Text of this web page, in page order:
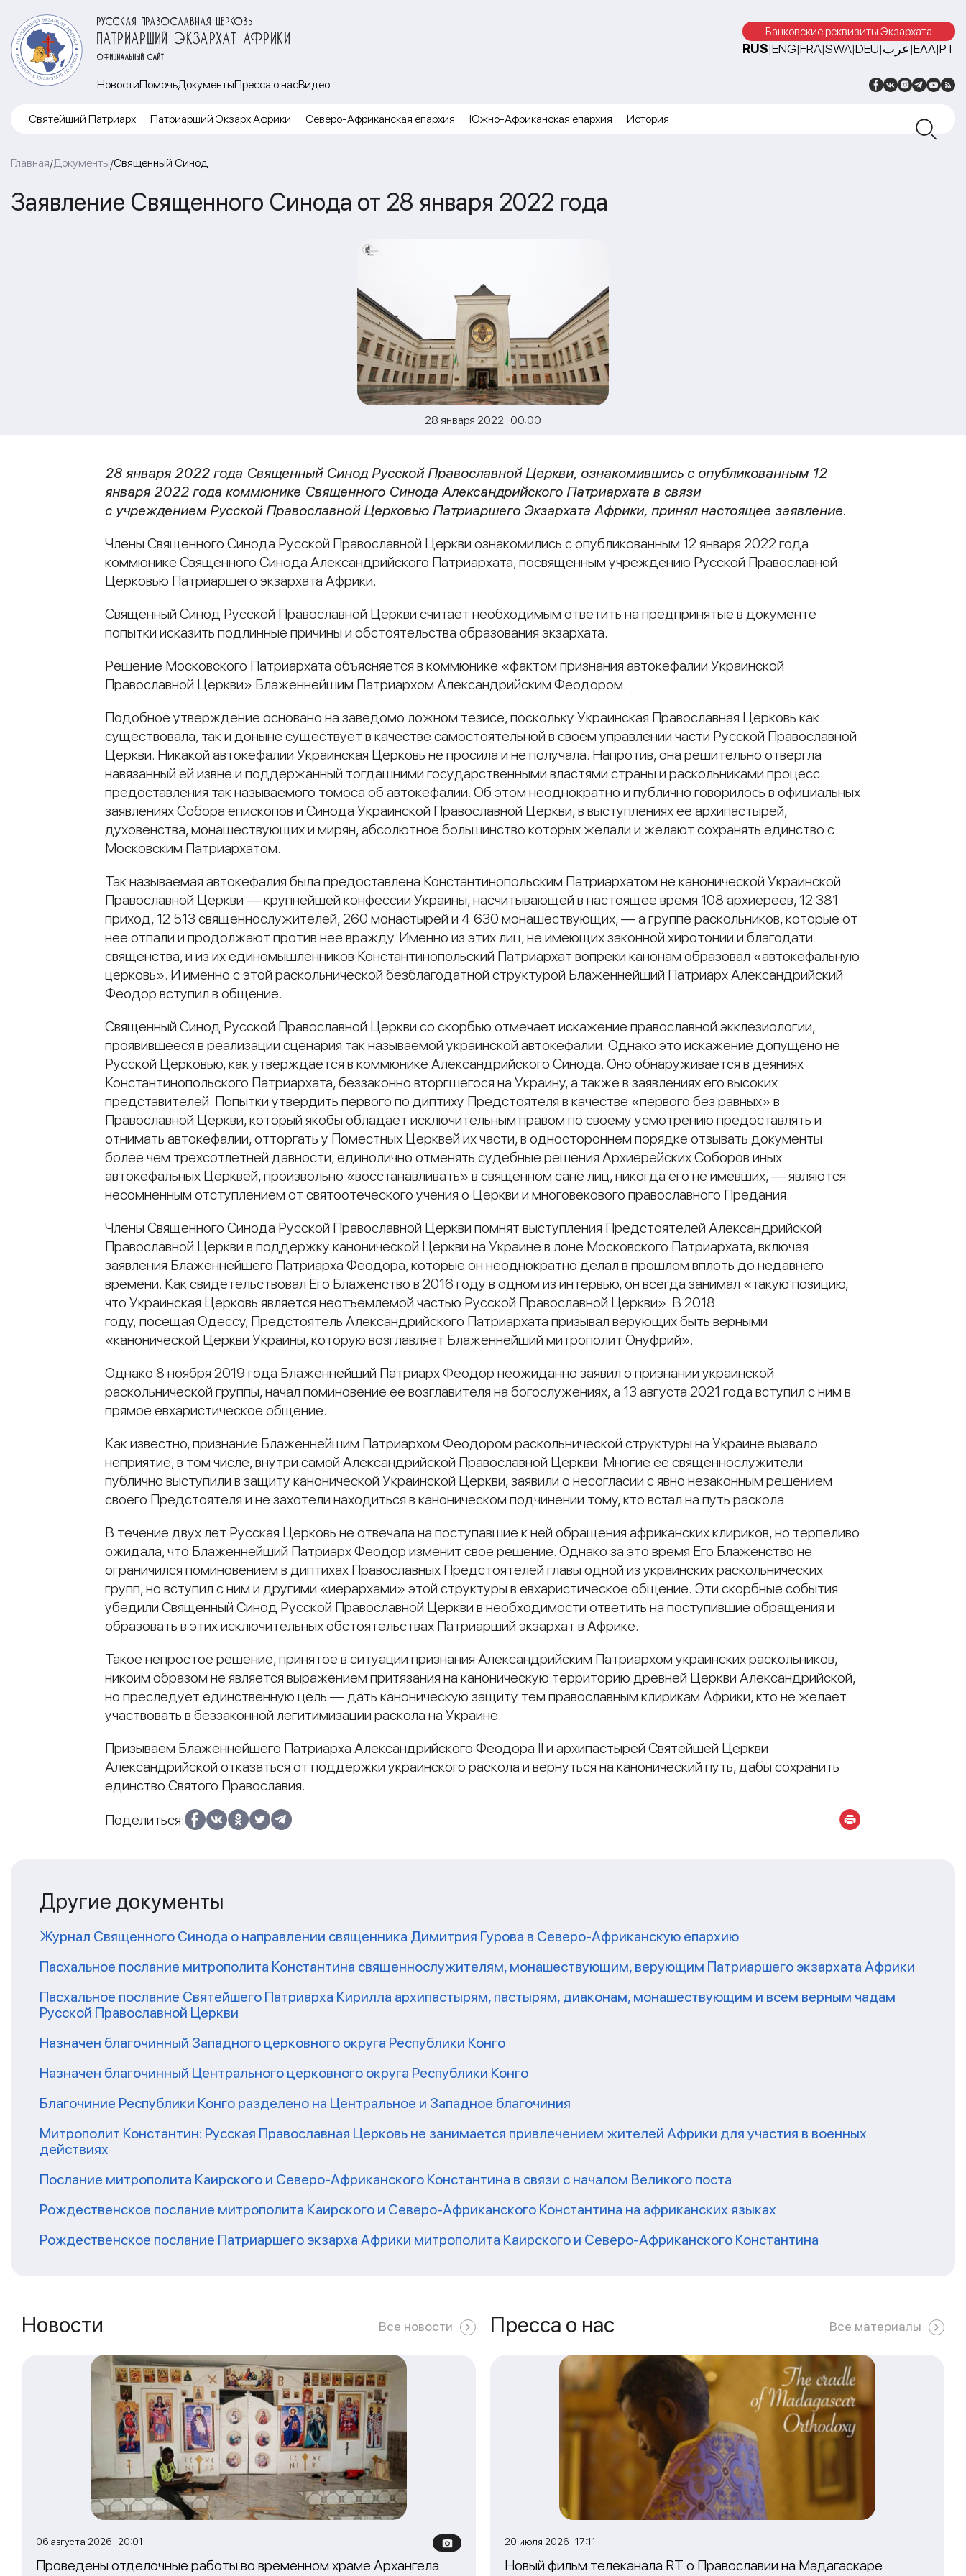
РУССКАЯ ПРАВОСЛАВНАЯ ЦЕРКОВЬ
ПАТРИАРШИЙ ЭКЗАРХАТ АФРИКИ
ОФИЦИАЛЬНЫЙ САЙТ
Банковские реквизиты Экзархата
RUS|ENG|FRA|SWA|DEU|عرب|ΕΛΛ|PT
НовостиПомочьДокументыПресса о насВидео
Cвятейший Патриарх Патриарший Экзарх Африки Северо-Африканская епархия Южно-Африканская епархия История
Главная/Документы/Священный Синод
Заявление Священного Синода от 28 января 2022 года
28 января 2022 00:00
28 января 2022 года Священный Синод Русской Православной Церкви, ознакомившись с опубликованным 12
января 2022 года коммюнике Священного СинодаАлександрийского Патриархата в связи
с учреждением Русской Православной Церковью Патриаршего Экзархата Африки, принял настоящее заявление.
Члены Священного Синода Русской Православной Церкви ознакомились с опубликованным 12 января 2022 года
коммюнике Священного Синода Александрийского Патриархата, посвященным учреждению Русской Православной
Церковью Патриаршего экзархата Африки.
Священный Синод Русской Православной Церкви считает необходимым ответить на предпринятые в документе
попытки исказить подлинные причины и обстоятельства образования экзархата.
Решение Московского Патриархата объясняется в коммюнике «фактом признания автокефалии Украинской
Православной Церкви» Блаженнейшим Патриархом Александрийским Феодором.
Подобное утверждение основано на заведомо ложном тезисе, поскольку Украинская Православная Церковь как
существовала, так и доныне существует в качестве самостоятельной в своем управлении части Русской Православной
Церкви. Никакой автокефалии Украинская Церковь не просила и не получала. Напротив, она решительно отвергла
навязанный ей извне и поддержанный тогдашними государственными властями страны и раскольниками процесс
предоставления так называемого томоса об автокефалии. Об этом неоднократно и публично говорилось в официальных
заявлениях Собора епископов и Синода Украинской Православной Церкви, в выступлениях ее архипастырей,
духовенства, монашествующих и мирян, абсолютное большинство которых желали и желают сохранять единство с
Московским Патриархатом.
Так называемая автокефалия была предоставлена Константинопольским Патриархатом не канонической Украинской
Православной Церкви — крупнейшей конфессии Украины, насчитывающей в настоящее время 108 архиереев, 12 381
приход, 12 513 священнослужителей, 260 монастырей и 4 630 монашествующих, — а группе раскольников, которые от
нее отпали и продолжают против нее вражду. Именно из этих лиц, не имеющих законной хиротонии и благодати
священства, и из их единомышленников Константинопольский Патриархат вопреки канонам образовал «автокефальную
церковь». И именно с этой раскольнической безблагодатной структурой Блаженнейший Патриарх Александрийский
Феодор вступил в общение.
Священный Синод Русской Православной Церкви со скорбью отмечает искажение православной экклезиологии,
проявившееся в реализации сценария так называемой украинской автокефалии. Однако это искажение допущено не
Русской Церковью, как утверждается в коммюнике Александрийского Синода. Оно обнаруживается в деяниях
Константинопольского Патриархата, беззаконно вторгшегося на Украину, а также в заявлениях его высоких
представителей. Попытки утвердить первого по диптиху Предстоятеля в качестве «первого без равных» в
Православной Церкви, который якобы обладает исключительным правом по своему усмотрению предоставлять и
отнимать автокефалии, отторгать у Поместных Церквей их части, в одностороннем порядке отзывать документы
более чем трехсотлетней давности, единолично отменять судебные решения Архиерейских Соборов иных
автокефальных Церквей, произвольно «восстанавливать» в священном сане лиц, никогда его не имевших, — являются
несомненным отступлением от святоотеческого учения о Церкви и многовекового православного Предания.
Члены Священного Синода Русской Православной Церкви помнят выступления Предстоятелей Александрийской
Православной Церкви в поддержку канонической Церкви на Украине в лоне Московского Патриархата, включая
заявления Блаженнейшего Патриарха Феодора, которые он неоднократно делал в прошлом вплоть до недавнего
времени. Как свидетельствовал Его Блаженство в 2016 году в одном из интервью, он всегда занимал «такую позицию,
что Украинская Церковь является неотъемлемой частью Русской Православной Церкви». В 2018
году, посещая Одессу, Предстоятель Александрийского Патриархата призывал верующих быть верными
«канонической Церкви Украины, которую возглавляет Блаженнейший митрополит Онуфрий».
Однако 8 ноября 2019 года Блаженнейший Патриарх Феодор неожиданно заявил о признании украинской
раскольнической группы, начал поминовение ее возглавителя на богослужениях, а 13 августа 2021 года вступил с ним в
прямое евхаристическое общение.
Как известно, признание Блаженнейшим Патриархом Феодором раскольнической структуры на Украине вызвало
неприятие, в том числе, внутри самой Александрийской Православной Церкви. Многие ее священнослужители
публично выступили в защиту канонической Украинской Церкви, заявили о несогласии с явно незаконным решением
своего Предстоятеля и не захотели находиться в каноническом подчинении тому, кто встал на путь раскола.
В течение двух лет Русская Церковь не отвечала на поступавшие к ней обращения африканских клириков, но терпеливо
ожидала, что Блаженнейший Патриарх Феодор изменит свое решение. Однако за это время Его Блаженство не
ограничился поминовением в диптихах Православных Предстоятелей главы одной из украинских раскольнических
групп, но вступил с ним и другими «иерархами» этой структуры в евхаристическое общение. Эти скорбные события
убедили Священный Синод Русской Православной Церкви в необходимости ответить на поступившие обращения и
образовать в этих исключительных обстоятельствах Патриарший экзархат в Африке.
Такое непростое решение, принятое в ситуации признания Александрийским Патриархом украинских раскольников,
никоим образом не является выражением притязания на каноническую территорию древней Церкви Александрийской,
но преследует единственную цель — дать каноническую защиту тем православным клирикам Африки, кто не желает
участвовать в беззаконной легитимизации раскола на Украине.
Призываем Блаженнейшего Патриарха Александрийского Феодора II и архипастырей Святейшей Церкви
Александрийской отказаться от поддержки украинского раскола и вернуться на канонический путь, дабы сохранить
единство Святого Православия.
Поделиться:
Другие документы
Журнал Священного Синода о направлении священника Димитрия Гурова в Северо-Африканскую епархию
Пасхальное послание митрополита Константина священнослужителям, монашествующим, верующим Патриаршего экзархата Африки
Пасхальное послание Святейшего Патриарха Кирилла архипастырям, пастырям, диаконам, монашествующим и всем верным чадам
Русской Православной Церкви
Назначен благочинный Западного церковного округа Республики Конго
Назначен благочинный Центрального церковного округа Республики Конго
Благочиние Республики Конго разделено на Центральное и Западное благочиния
Митрополит Константин: Русская Православная Церковь не занимается привлечением жителей Африки для участия в военных
действиях
Послание митрополита Каирского и Северо-Африканского Константина в связи с началом Великого поста
Рождественское послание митрополита Каирского и Северо-Африканского Константина на африканских языках
Рождественское послание Патриаршего экзарха Африки митрополита Каирского и Северо-Африканского Константина
Новости Все новости
06 августа 2026 20:01
Проведены отделочные работы во временном храме Архангела
Пресса о нас Все материалы
20 июля 2026 17:11
Новый фильм телеканала RT о Православии на Мадагаскаре